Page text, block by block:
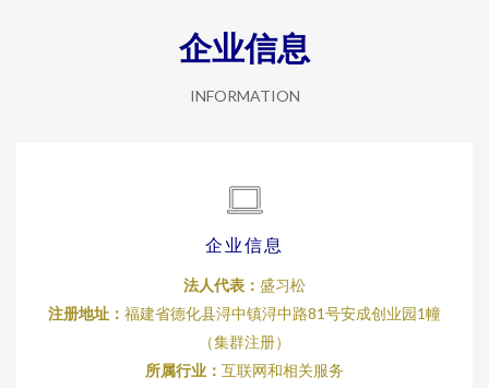
企业信息
INFORMATION
企业信息
法人代表： 盛习松
注册地址： 福建省德化县浔中镇浔中路81号安成创业园1幢
（集群注册）
所属行业： 互联网和相关服务